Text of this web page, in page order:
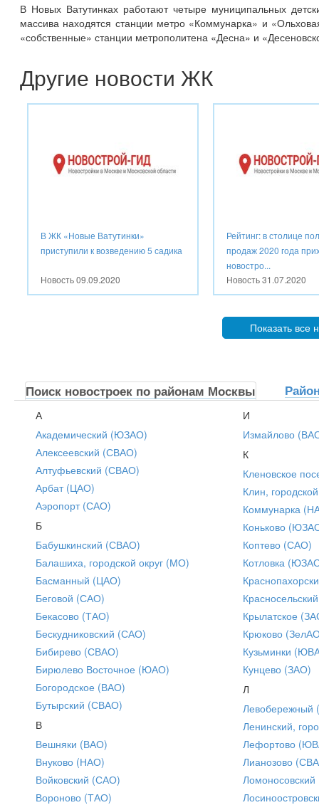
В Новых Ватутинках работают четыре муниципальных
массива находятся станции метро «Коммунарка» и
«собственные» станции метрополитена «Десна» и
Другие новости ЖК
В ЖК «Новые Ватутинки»
приступили к возведению 5 садика
Новость09.09.2020
Рейтинг: в столице
продаж 2020 года
новостро...
Новость31.07.2020
Показать все
Поиск новостроек по районам Москвы
А
Академический (ЮЗАО)
Алексеевский (СВАО)
Алтуфьевский (СВАО)
Арбат (ЦАО)
Аэропорт (САО)
Б
Бабушкинский (СВАО)
Балашиха, городской округ (МО)
Басманный (ЦАО)
Беговой (САО)
Бекасово (ТАО)
Бескудниковский (САО)
Бибирево (СВАО)
Бирюлево Восточное (ЮАО)
Богородское (ВАО)
Бутырский (СВАО)
В
Вешняки (ВАО)
Внуково (НАО)
Войковский (САО)
Вороново (ТАО)
И
Измайлово
К
Кленовское
Клин,
Коммунарка
Коньково
Коптево (САО)
Котловка
Крылатское
Крюково
Кузьминки
Кунцево (ЗАО)
Л
Ленинский,
Лефортово
Лианозово